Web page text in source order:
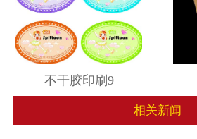
不干胶印刷9
相关新闻